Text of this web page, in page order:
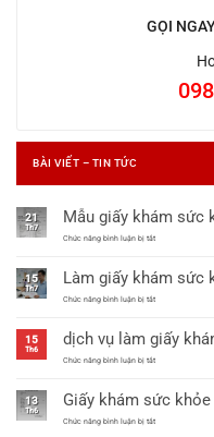
GỌI
BÀI VIẾT – TIN TỨC
21
Th7
Mẫu giấy khám sức
Chức năng bình luận bị tắtở
khám
sức
khỏe
25
mới
nhất
15
Th7
Làm giấy khám sức
Chức năng bình luận bị tắtở
khám
sức
khỏe
25/2026
mới
nhất
15
Th6
dịch vụ làm giấy
Chức năng bình luận bị tắtở
làm
giấy
khám
13
Th6
Giấy khám sức
Chức năng bình luận bị tắtở